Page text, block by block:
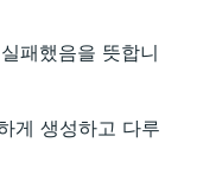
패했음을 뜻합니
게 생성하고 다루